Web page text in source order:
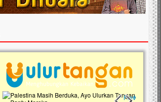
Previous slide
Next slide